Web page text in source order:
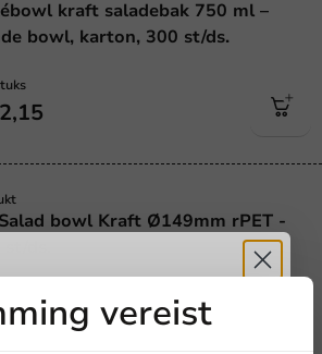
kraft saladebak 750 ml –
bowl, karton, 300 st/ds.
bowl Kraft Ø149mm rPET -
vereist
5%